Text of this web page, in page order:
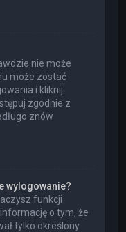
nie może
może zostać
i kliknij
zgodnie z
znów
wylogowanie?
funkcji
o tym, że
tylko określony